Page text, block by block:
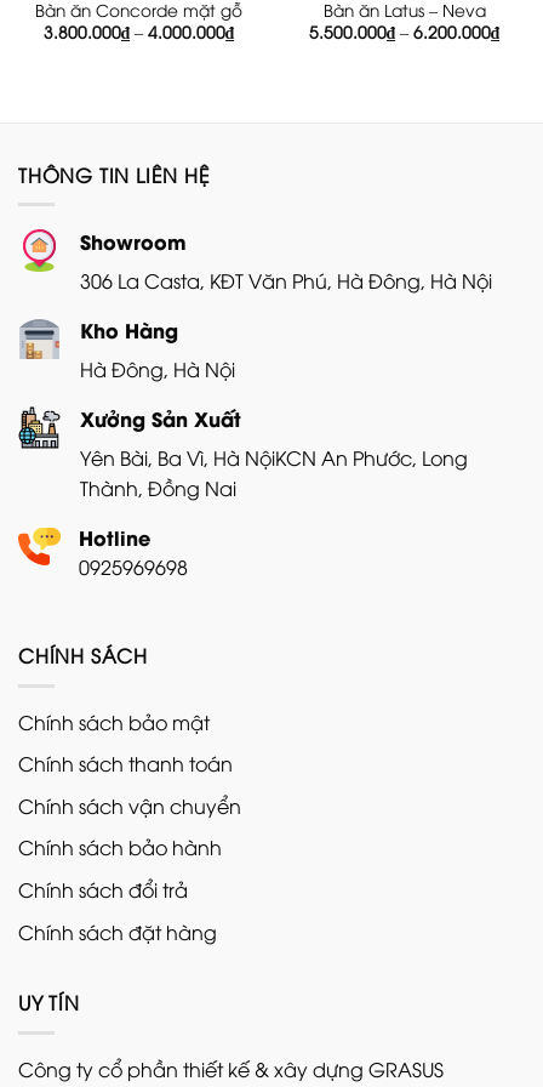
Bàn ăn Concorde mặt gỗ
3.800.000₫ – 4.000.000₫Khoảng
giá:
Bàn ăn Latus – Neva
5.500.000₫ – 6.200.000₫
giá:
THÔNG TIN LIÊN HỆ
Showroom
306 La Casta, KĐT Văn Phú, Hà Đông, Hà Nội
Kho Hàng
Hà Đông, Hà Nội
Xưởng Sản Xuất
Yên Bài, Ba Vì, Hà NộiKCN An Phước, Long
Thành, Đồng Nai
Hotline
0925969698
CHÍNH SÁCH
Chính sách bảo mật
Chính sách thanh toán
Chính sách vận chuyển
Chính sách bảo hành
Chính sách đổi trả
Chính sách đặt hàng
UY TÍN
Công ty cổ phần thiết kế & xây dựng GRASUS